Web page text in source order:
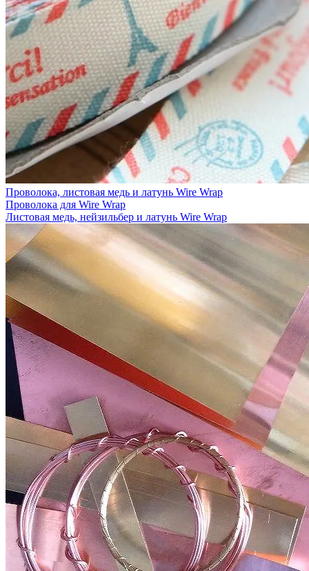
Проволока, листовая медь и латунь Wire Wrap
Проволока для Wire Wrap
Листовая медь, нейзильбер и латунь Wire Wrap